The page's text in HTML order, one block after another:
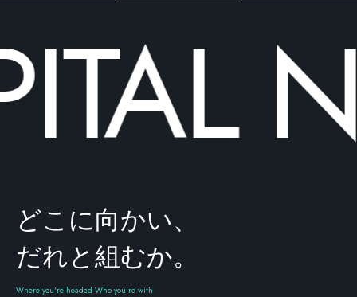
どこに向かい、
だれと組むか。
Where you're headed Who you're with